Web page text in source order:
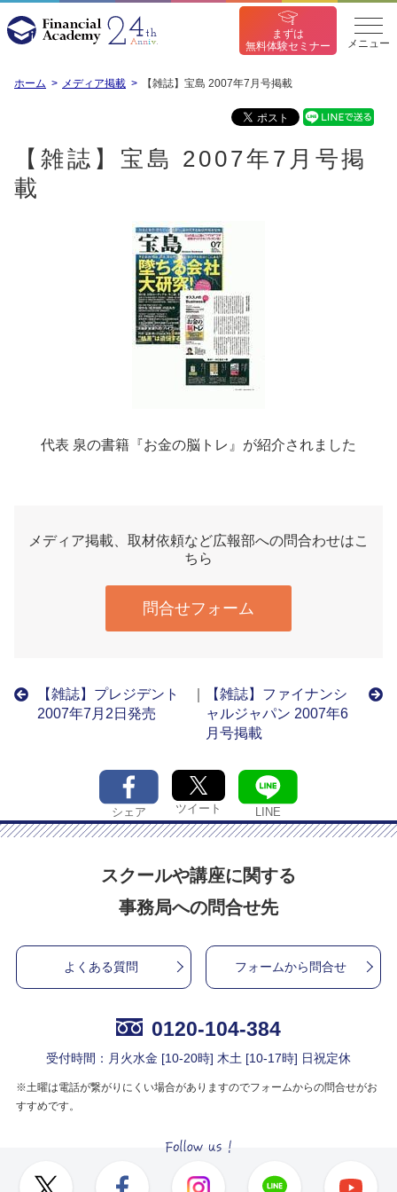
まずは
無料体験セミナー
メニュー
ホーム メディア掲載 【雑誌】宝島 2007年7月号掲載
【雑誌】宝島 2007年7月号掲
載
代表 泉の書籍『お金の脳トレ』が紹介されました
メディア掲載、取材依頼など広報部への問合わせはこ
ちら
問合せフォーム
【雑誌】プレジデント
2007年7月2日発売
【雑誌】ファイナンシ
ャルジャパン 2007年6
月号掲載
シェア ツイート LINE
スクールや講座に関する
事務局への問合せ先
よくある質問 フォームから問合せ
0120-104-384
受付時間：月火水金 [10-20時] 木土 [10-17時] 日祝定休
※土曜は電話が繋がりにくい場合がありますのでフォームからの問合せがお
すすめです。